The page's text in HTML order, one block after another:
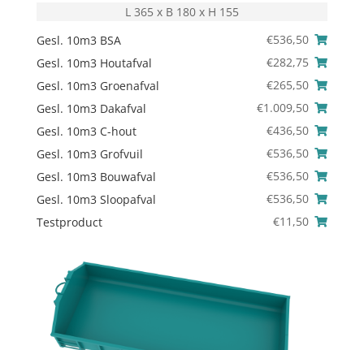
L 365 x B 180 x H 155
Gesl. 10m3 BSA
€536,50
Gesl. 10m3 Houtafval
€282,75
Gesl. 10m3 Groenafval
€265,50
Gesl. 10m3 Dakafval
€1.009,50
Gesl. 10m3 C-hout
€436,50
Gesl. 10m3 Grofvuil
€536,50
Gesl. 10m3 Bouwafval
€536,50
Gesl. 10m3 Sloopafval
€536,50
Testproduct
€11,50